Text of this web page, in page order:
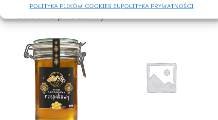
POLITYKA PLIKÓW COOKIES EUPOLITYKA PRYWATNOŚCI